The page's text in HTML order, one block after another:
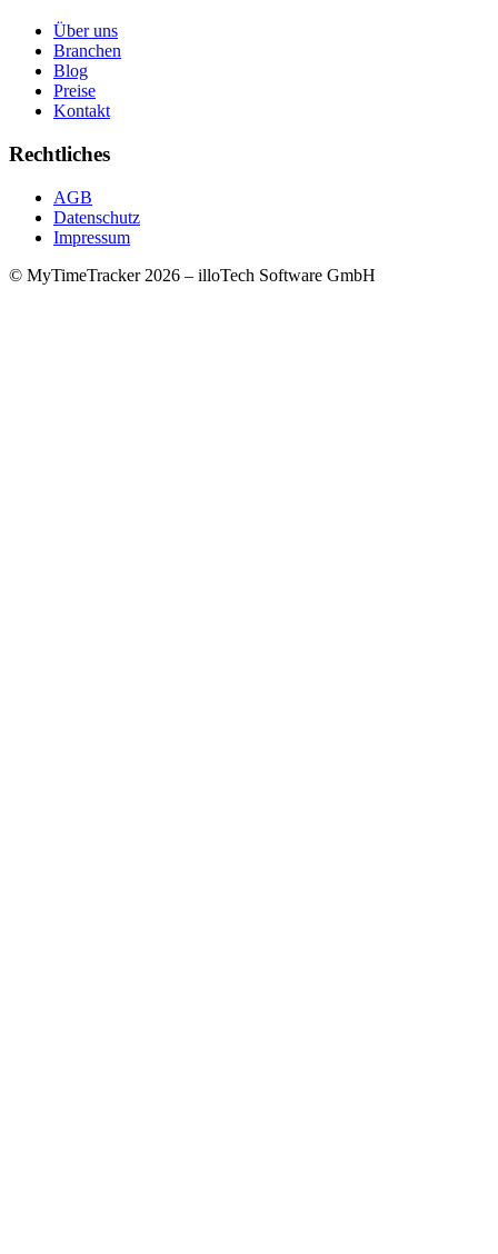
Über uns
Branchen
Blog
Preise
Kontakt
Rechtliches
AGB
Datenschutz
Impressum
© MyTimeTracker 2026 – illoTech Software GmbH